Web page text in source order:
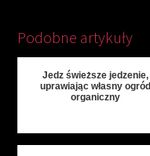
Podobne artykuły
Jedz świeższe jedzenie,
uprawiając własny ogród
organiczny